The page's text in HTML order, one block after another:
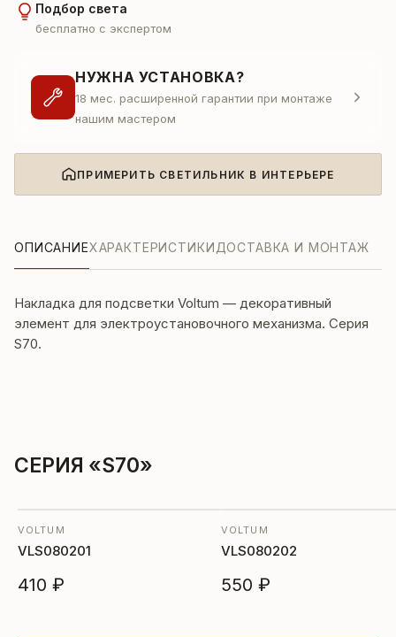
Подбор света
бесплатно с экспертом
НУЖНА УСТАНОВКА?
18 мес. расширенной гарантии при монтаже
нашим мастером
ПРИМЕРИТЬ СВЕТИЛЬНИК В ИНТЕРЬЕРЕ
ОПИСАНИЕХАРАКТЕРИСТИКИДОСТАВКА И МОНТАЖ
Накладка для подсветки Voltum — декоративный
элемент для электроустановочного механизма. Серия
S70.
СЕРИЯ «S70»
VOLTUM
VLS080201
410 ₽
VOLTUM
VLS080202
550 ₽